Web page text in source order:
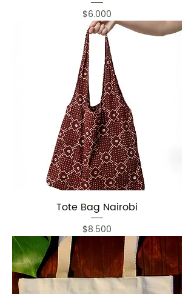
Precio
$6.000
Tote Bag Nairobi
Precio
$8.500